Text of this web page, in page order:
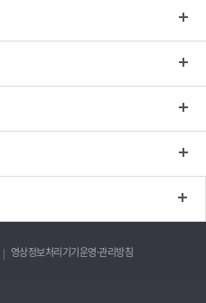
영상정보처리기기운영·관리방침